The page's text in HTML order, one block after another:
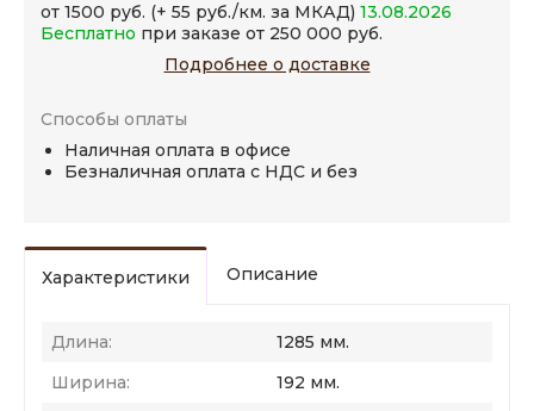
от 1500 руб. (+ 55 руб./км. за МКАД) 13.08.2026
Бесплатно при заказе от 250 000 руб.
Подробнее о доставке
Способы оплаты
Наличная оплата в офисе
Безналичная оплата с НДС и без
Характеристики Описание
Длина:
1285 мм.
Ширина:
192 мм.